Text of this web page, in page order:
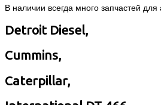
В наличии всегда много запчастей
Detroit Diesel,
Cummins,
Caterpillar,